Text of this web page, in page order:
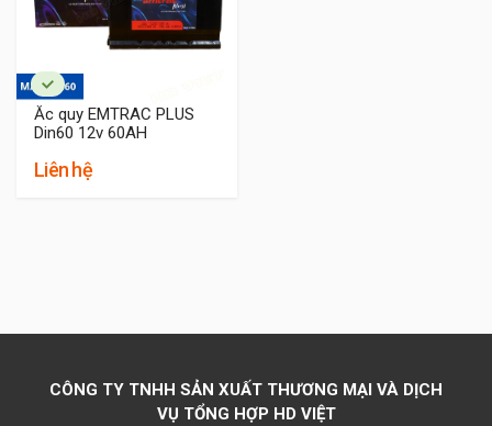
Phân phúc phổ thông
hiệu Đức và ắc quy Delkor thương hiệu Hàn Quốc
là sự lựa chọn lý tưởng. Đây là các sản phẩm
thương hiệu ngoại nhập cho độ bền, tuổi thọ dao
động khoảng 2 năm, độ ổn định trong quá trình
Ắc quy EMTRAC PLUS
Din60 12v 60AH
Liên hệ
CÔNG TY TNHH SẢN XUẤT THƯƠNG MẠI VÀ DỊCH
VỤ TỔNG HỢP HD VIỆT